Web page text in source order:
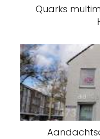
Quarks